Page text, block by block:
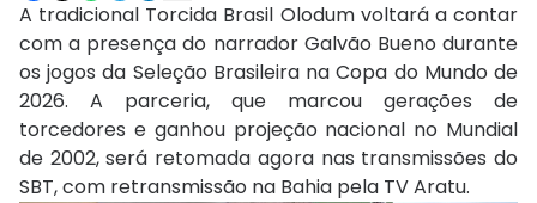
A tradicional Torcida Brasil Olodum voltará a contar
com a presença do narrador Galvão Bueno durante
os jogos da Seleção Brasileira na Copa do Mundo de
2026. A parceria, que marcou gerações de
torcedores e ganhou projeção nacional no Mundial
de 2002, será retomada agora nas transmissões do
SBT, com retransmissão na Bahia pela TV Aratu.